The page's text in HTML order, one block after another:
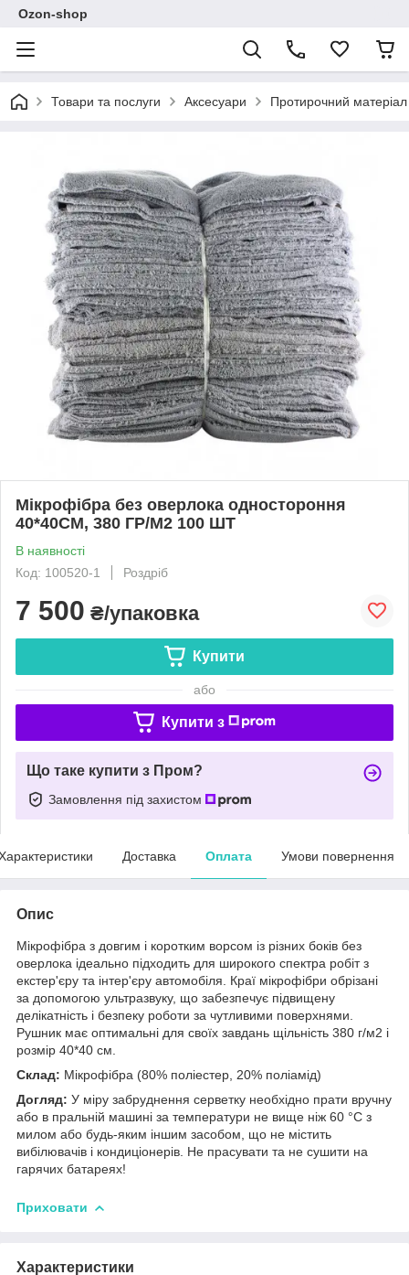
Ozon-shop
Товари та послуги Аксесуари Протирочний матеріал
Мікрофібра без оверлока одностороння
40*40СМ, 380 ГР/М2 100 ШТ
В наявності
Код: 100520-1
Роздріб
7 500 ₴/упаковка
Купити
або
Купити з
Що таке купити з Пром?
Замовлення під захистом
Доставка Оплата Умови повернення
Опис
Мікрофібра з довгим і коротким ворсом із різних боків без
оверлока ідеально підходить для широкого спектра робіт з
екстер'єру та інтер'єру автомобіля. Краї мікрофібри обрізані
за допомогою ультразвуку, що забезпечує підвищену
делікатність і безпеку роботи за чутливими поверхнями.
Рушник має оптимальні для своїх завдань щільність 380 г/м2 і
розмір 40*40 см.
Склад: Мікрофібра (80% поліестер, 20% поліамід)
Догляд: У міру забруднення серветку необхідно прати вручну
або в пральній машині за температури не вище ніж 60 °C з
милом або будь-яким іншим засобом, що не містить
вибілювачів і кондиціонерів. Не прасувати та не сушити на
гарячих батареях!
Приховати
Характеристики